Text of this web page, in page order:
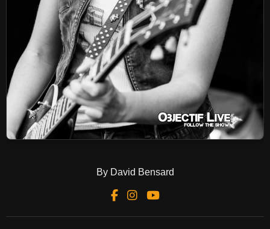
By David Bensard